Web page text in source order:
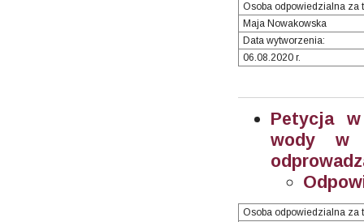
Osoba odpowiedzialna za
Maja Nowakowska
Data wytworzenia:
06.08.2020 r.
Petycja
wody w
Osoba odpowiedzialna za